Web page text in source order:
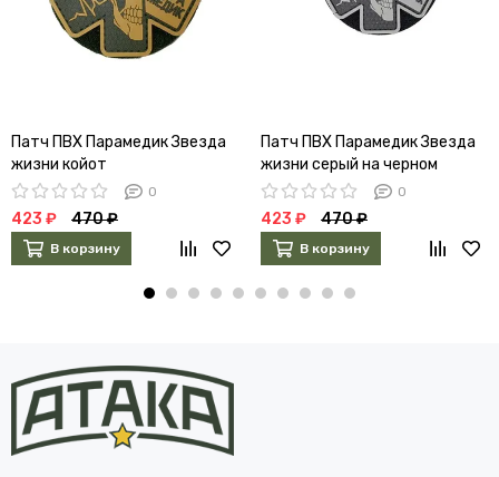
Патч ПВХ Парамедик Звезда
жизни койот
0
423 ₽ 470 ₽
В корзину
Патч ПВХ Парамедик Звезда
жизни серый на черном
0
423 ₽ 470 ₽
В корзину